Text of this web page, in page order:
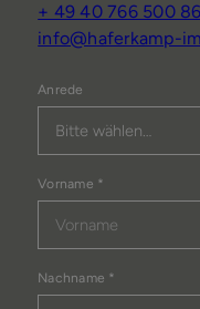
+ 49 40 766 500
info@haferkamp-
Anrede
Vorname *
Nachname *